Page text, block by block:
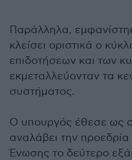
Παράλληλα,
κλείσει οριστικά ο
επιδοτήσεων και των
εκμεταλλεύονταν τα
συστήματος.
Ο υπουργός έθεσε ως
αναλάβει την
Ένωσης το δεύτερο